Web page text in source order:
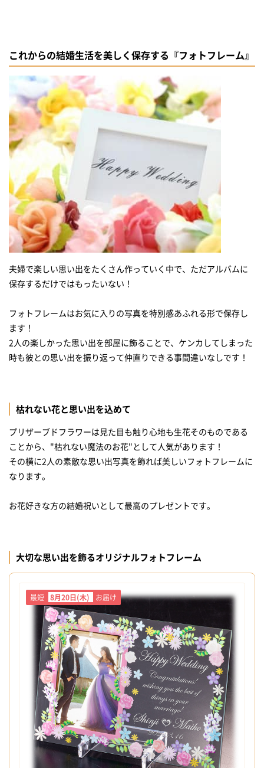
これからの結婚生活を美しく保存する『フォトフレーム』
夫婦で楽しい思い出をたくさん作っていく中で、ただアルバムに
保存するだけではもったいない！
フォトフレームはお気に入りの写真を特別感あふれる形で保存し
ます！
2人の楽しかった思い出を部屋に飾ることで、ケンカしてしまった
時も彼との思い出を振り返って仲直りできる事間違いなしです！
枯れない花と思い出を込めて
プリザーブドフラワーは見た目も触り心地も生花そのものである
ことから、"枯れない魔法のお花"として人気があります！
その横に2人の素敵な思い出写真を飾れば美しいフォトフレームに
なります。
お花好きな方の結婚祝いとして最高のプレゼントです。
大切な思い出を飾るオリジナルフォトフレーム
最短 8月20日(木) お届け